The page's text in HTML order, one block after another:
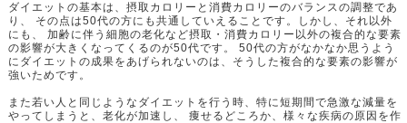
ダイエットの基本は、摂取カロリーと消費カロリーのバランスの調整であ
り、 その点は50代の方にも共通していえることです。しかし、それ以外
にも、 加齢に伴う細胞の老化など摂取・消費カロリー以外の複合的な要素
の影響が大きくなってくるのが50代です。 50代の方がなかなか思うよう
にダイエットの成果をあげられないのは、そうした複合的な要素の影響が
強いためです。
また若い人と同じようなダイエットを行う時、特に短期間で急激な減量を
やってしまうと、老化が加速し、 痩せるどころか、様々な疾病の原因を作